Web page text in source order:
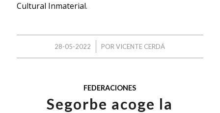
Cultural Inmaterial.
28-05-2022
/ PORVICENTE CERDÁ
FEDERACIONES
Segorbe acoge la